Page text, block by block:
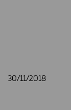
30/11/2018
30/11/2018